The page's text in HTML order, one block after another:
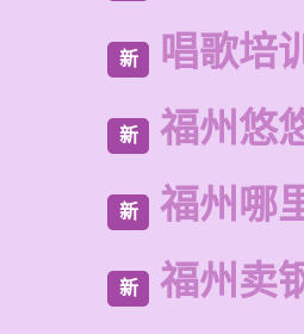
新 唱歌培
新 福州悠
新 福州哪
新 福州卖